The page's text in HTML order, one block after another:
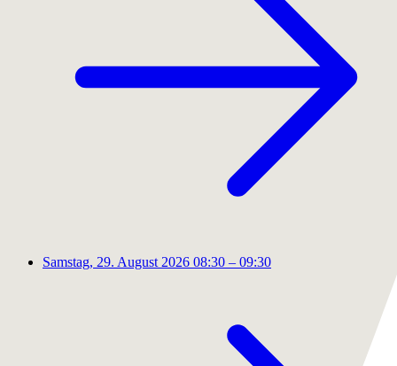
Samstag, 29. August 2026 08:30 – 09:30